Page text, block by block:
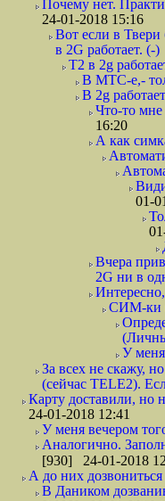
Почему нет.
24-01-2018 15:16
Вот если в Твери
в 2G работает. (-)
T2 в 2g
В МТС-е,-
В 2g
Что-то мне
16:20
А как
01-
Вчера
2G ни в
СИМ-ки
У
За всех не скажу,
(сейчас TELE2).
Карту доставили, но
24-01-2018 12:41
У меня вечером
Аналогично.
[930] 24-01-2018
А до них
В Даником